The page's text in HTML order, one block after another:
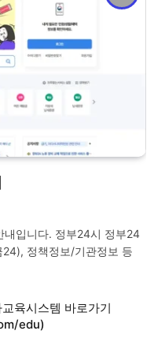
내입니다. 정부24시 정부24
정책정보/기관정보 등
육시스템 바로가기
edu)